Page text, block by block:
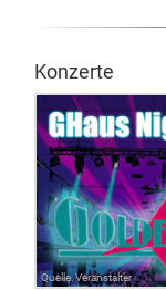
Konzerte
Quelle: Veranstalter